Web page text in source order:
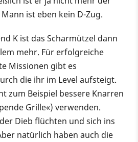
ist eben kein D-Zug.
K ist das Scharmützel dann
mehr. Für erfolgreiche
Missionen gibt es
die ihr im Level aufsteigt.
zum Beispiel bessere Knarren
Grille«) verwenden.
Dieb flüchten und sich ins
natürlich haben auch die